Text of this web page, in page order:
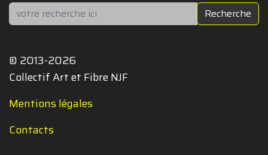
Rechercher Recherche
© 2013-2026
Collectif Art et Fibre NJF
Mentions légales
Contacts